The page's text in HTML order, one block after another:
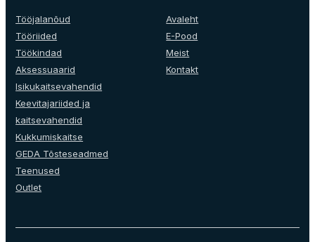
Tööjalanõud
Tööriided
Töökindad
Aksessuaarid
Isikukaitsevahendid
Keevitajariided ja
kaitsevahendid
Kukkumiskaitse
GEDA Tõsteseadmed
Teenused
Outlet
Avaleht
E-Pood
Meist
Kontakt